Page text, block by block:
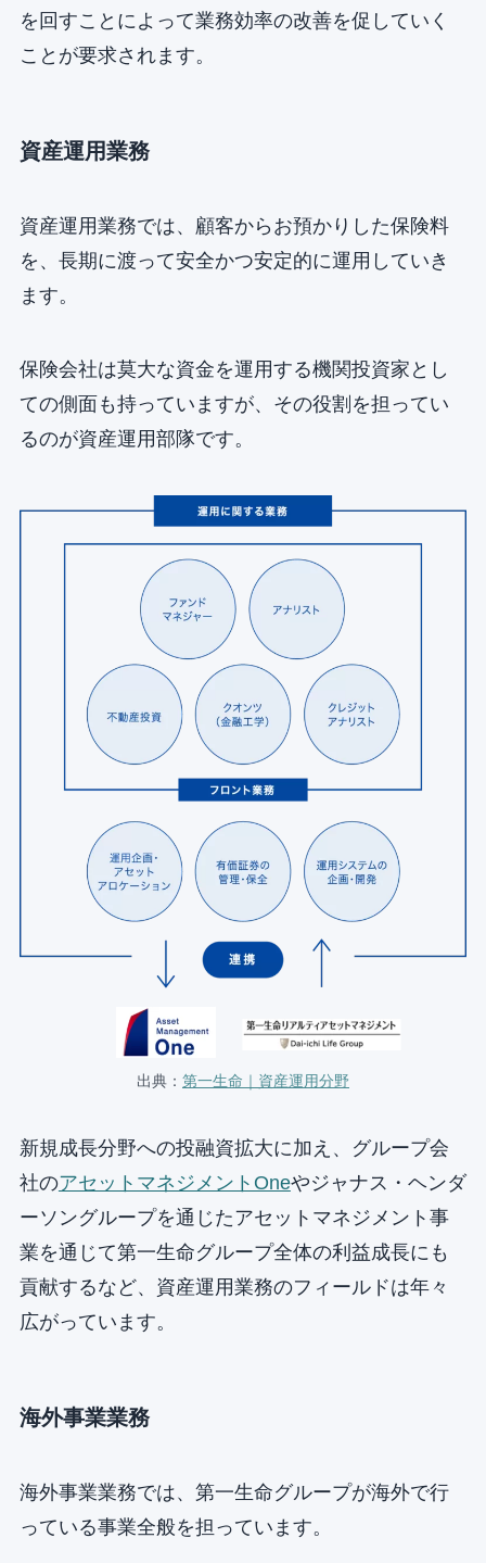
を回すことによって業務効率の改善を促していく
ことが要求されます。
資産運用業務
資産運用業務では、顧客からお預かりした保険料
を、長期に渡って安全かつ安定的に運用していき
ます。
保険会社は莫大な資金を運用する機関投資家とし
ての側面も持っていますが、その役割を担ってい
るのが資産運用部隊です。
出典： 第一生命｜資産運用分野
新規成長分野への投融資拡大に加え、グループ会
社のアセットマネジメントOneやジャナス・ヘンダ
ーソングループを通じたアセットマネジメント事
業を通じて第一生命グループ全体の利益成長にも
貢献するなど、資産運用業務のフィールドは年々
広がっています。
海外事業業務
海外事業業務では、第一生命グループが海外で行
っている事業全般を担っています。